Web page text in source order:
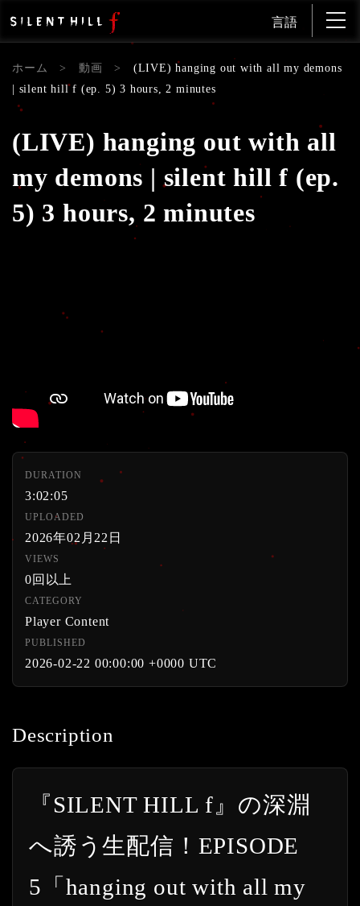
言語
ホーム > 動画 >
(LIVE) hanging out with all my demons
| silent hill f (ep. 5) 3 hours, 2 minutes
(LIVE) hanging out with all
my demons | silent hill f (ep.
5) 3 hours, 2 minutes
DURATION
3:02:05
UPLOADED
2026年02月22日
VIEWS
0回以上
CATEGORY
Player Content
PUBLISHED
2026-02-22 00:00:00 +0000 UTC
Description
『SILENT HILL f』の深淵
へ誘う生配信！EPISODE
5「hanging out with all my